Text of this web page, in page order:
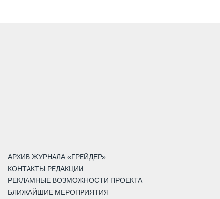
АРХИВ ЖУРНАЛА «ГРЕЙДЕР»
КОНТАКТЫ РЕДАКЦИИ
РЕКЛАМНЫЕ ВОЗМОЖНОСТИ ПРОЕКТА
БЛИЖАЙШИЕ МЕРОПРИЯТИЯ